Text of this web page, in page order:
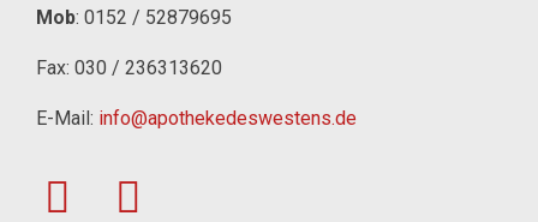
Mob: 0152 / 52879695
Fax: 030 / 236313620
E-Mail: info@apothekedeswestens.de